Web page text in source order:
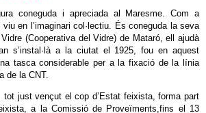
coneguda i apreciada al Maresme. Com a
en l’imaginari col·lectiu. És coneguda la seva
(Cooperativa del Vidre) de Mataró, ell ajudà
s’instal·là a la ciutat el 1925, fou en aquest
tasca considerable per a la fixació de la línia
de la CNT.
tot just vençut el cop d’Estat feixista, forma part
a la Comissió de Proveïments,fins el 13